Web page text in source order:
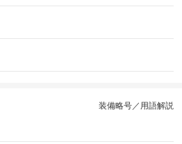
装備略号／用語解説